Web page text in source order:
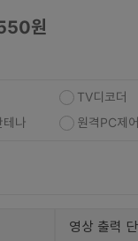
원
TV디코더
나 원격PC제
영상 출력